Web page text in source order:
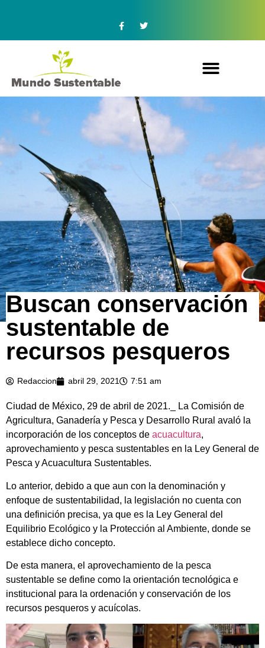
Buscan conservación
sustentable de
recursos pesqueros
Redaccion abril 29, 2021 7:51 am
Ciudad de México, 29 de abril de 2021._ La Comisión de
Agricultura, Ganadería y Pesca y Desarrollo Rural avaló la
incorporación de los conceptos de acuacultura,
aprovechamiento y pesca sustentables en la Ley General de
Pesca y Acuacultura Sustentables.
Lo anterior, debido a que aun con la denominación y
enfoque de sustentabilidad, la legislación no cuenta con
una definición precisa, ya que es la Ley General del
Equilibrio Ecológico y la Protección al Ambiente, donde se
establece dicho concepto.
De esta manera, el aprovechamiento de la pesca
sustentable se define como la orientación tecnológica e
institucional para la ordenación y conservación de los
recursos pesqueros y acuícolas.